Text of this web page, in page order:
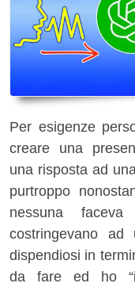
Per esigenze
creare una
una risposta ad
purtroppo
nessuna
costringevano
dispendiosi in
da fare ed ho